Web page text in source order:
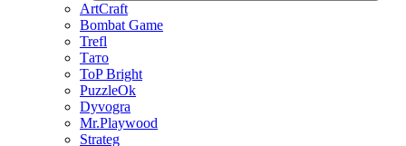
ArtCraft
Bombat Game
Trefl
Тато
ToP Bright
PuzzleOk
Dyvogra
Mr.Playwood
Strateg